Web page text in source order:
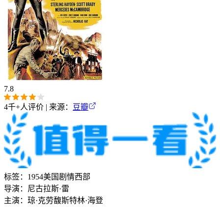
7.8
4千+人评价 | 来源： 豆瓣
标签： 1954美国 剧情西部
导演：
尼古拉斯·雷
主演： 琼·克劳馥斯特林·海登